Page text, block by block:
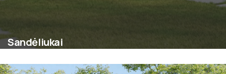
Sandėliukai